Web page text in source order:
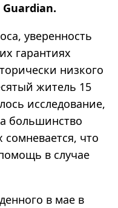
Guardian.
уверенность
гарантиях
низкого
житель 15
исследование,
большинство
сомневается, что
в случае
в мае в